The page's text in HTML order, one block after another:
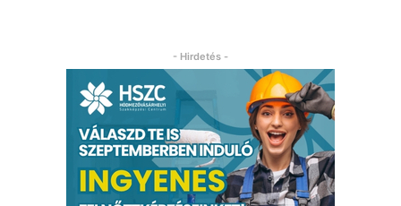
- Hirdetés -